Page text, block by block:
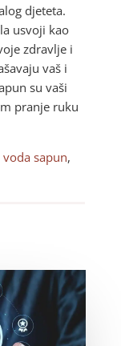
djeteta.
usvoji kao
zdravlje i
vaš i
su vaši
pranje ruku
voda sapun,